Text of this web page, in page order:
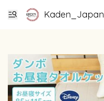
Kaden_Japan